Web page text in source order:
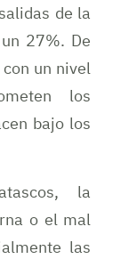
de la
27%. De
un nivel
los
bajo los
la
o el mal
las